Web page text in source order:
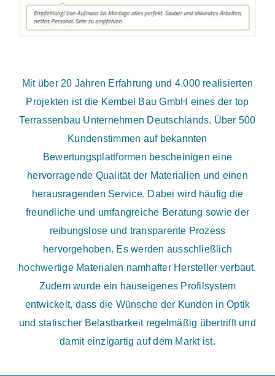
Mit über 20 Jahren Erfahrung und 4.000 realisierten
Projekten ist die Kembel Bau GmbH eines der top
Terrassenbau Unternehmen Deutschlands. Über 500
Kundenstimmen auf bekannten
Bewertungsplattformen bescheinigen eine
hervorragende Qualität der Materialien und einen
herausragenden Service. Dabei wird häufig die
freundliche und umfangreiche Beratung sowie der
reibungslose und transparente Prozess
hervorgehoben. Es werden ausschließlich
hochwertige Materialen namhafter Hersteller verbaut.
Zudem wurde ein hauseigenes Profilsystem
entwickelt, dass die Wünsche der Kunden in Optik
und statischer Belastbarkeit regelmäßig übertrifft und
damit einzigartig auf dem Markt ist.